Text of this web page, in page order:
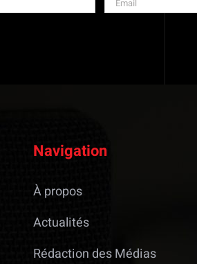
Navigation
À propos
Actualités
Rédaction des Médias